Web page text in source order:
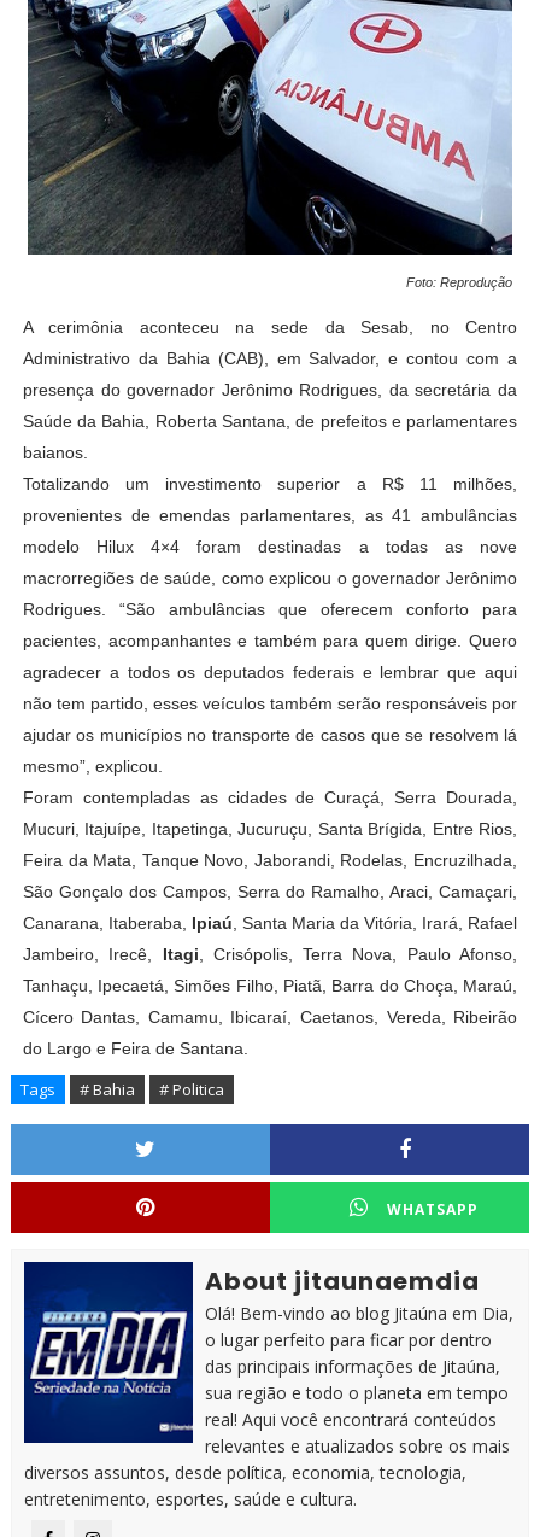
Foto: Reprodução
A cerimônia aconteceu na sede da Sesab, no Centro
Administrativo da Bahia (CAB), em Salvador, e contou com a
presença do governador Jerônimo Rodrigues, da secretária da
Saúde da Bahia, Roberta Santana, de prefeitos e parlamentares
baianos.
Totalizando um investimento superior a R$ 11 milhões,
provenientes de emendas parlamentares, as 41 ambulâncias
modelo Hilux 4×4 foram destinadas a todas as nove
macrorregiões de saúde, como explicou o governador Jerônimo
Rodrigues. “São ambulâncias que oferecem conforto para
pacientes, acompanhantes e também para quem dirige. Quero
agradecer a todos os deputados federais e lembrar que aqui
não tem partido, esses veículos também serão responsáveis por
ajudar os municípios no transporte de casos que se resolvem lá
mesmo”, explicou.
Foram contempladas as cidades de Curaçá, Serra Dourada,
Mucuri, Itajuípe, Itapetinga, Jucuruçu, Santa Brígida, Entre Rios,
Feira da Mata, Tanque Novo, Jaborandi, Rodelas, Encruzilhada,
São Gonçalo dos Campos, Serra do Ramalho, Araci, Camaçari,
Canarana, Itaberaba, Ipiaú , Santa Maria da Vitória, Irará, Rafael
Jambeiro, Irecê, Itagi , Crisópolis, Terra Nova, Paulo Afonso,
Tanhaçu, Ipecaetá, Simões Filho, Piatã, Barra do Choça, Maraú,
Cícero Dantas, Camamu, Ibicaraí, Caetanos, Vereda, Ribeirão
do Largo e Feira de Santana.
Tags # Bahia # Politica
WHATSAPP
About jitaunaemdia
Olá! Bem-vindo ao blog Jitaúna em Dia,
o lugar perfeito para ficar por dentro
das principais informações de Jitaúna,
sua região e todo o planeta em tempo
real! Aqui você encontrará conteúdos
relevantes e atualizados sobre os mais
diversos assuntos, desde política, economia, tecnologia,
entretenimento, esportes, saúde e cultura.